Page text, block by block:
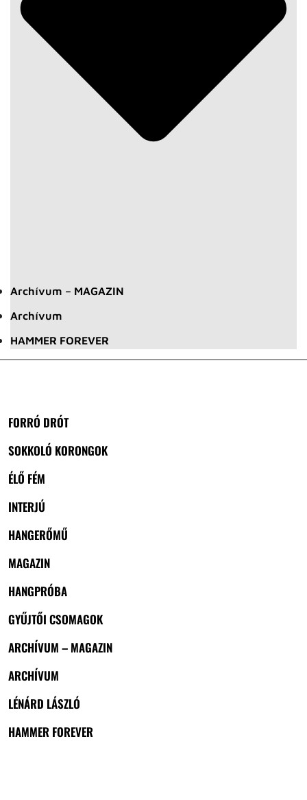
Archívum – MAGAZIN
Archívum
HAMMER FOREVER
FORRÓ DRÓT
SOKKOLÓ KORONGOK
ÉLŐ FÉM
INTERJÚ
HANGERŐMŰ
MAGAZIN
HANGPRÓBA
GYŰJTŐI CSOMAGOK
ARCHÍVUM – MAGAZIN
ARCHÍVUM
LÉNÁRD LÁSZLÓ
HAMMER FOREVER